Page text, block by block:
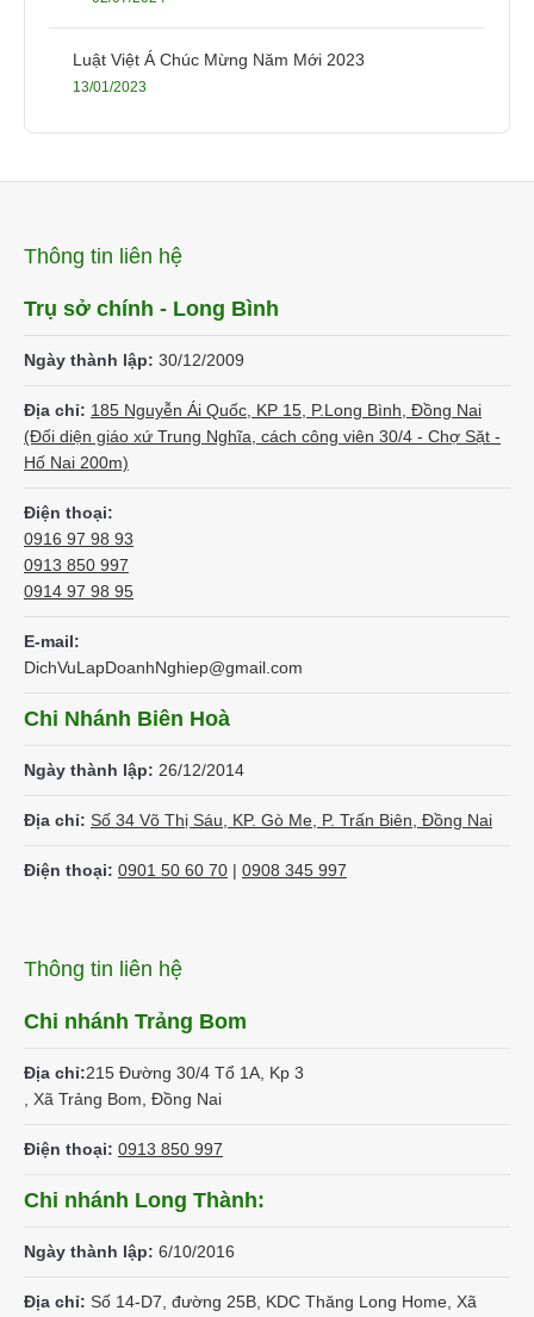
Luật Việt Á Chúc Mừng Năm Mới 2023
13/01/2023
Thông tin liên hệ
Trụ sở chính - Long Bình
Ngày thành lập: 30/12/2009
Địa chỉ: 185 Nguyễn Ái Quốc, KP 15, P.Long Bình, Đồng Nai
(Đối diện giáo xứ Trung Nghĩa, cách công viên 30/4 - Chợ Sặt -
Hố Nai 200m)
Điện thoại:
0916 97 98 93
0913 850 997
0914 97 98 95
E-mail:
DichVuLapDoanhNghiep@gmail.com
Chi Nhánh Biên Hoà
Ngày thành lập: 26/12/2014
Địa chỉ: Số 34 Võ Thị Sáu, KP. Gò Me, P. Trấn Biên, Đồng Nai
Điện thoại: 0901 50 60 70 | 0908 345 997
Thông tin liên hệ
Chi nhánh Trảng Bom
Địa chỉ:215 Đường 30/4 Tổ 1A, Kp 3
, Xã Trảng Bom, Đồng Nai
Điện thoại: 0913 850 997
Chi nhánh Long Thành:
Ngày thành lập: 6/10/2016
Địa chỉ: Số 14-D7, đường 25B, KDC Thăng Long Home, Xã